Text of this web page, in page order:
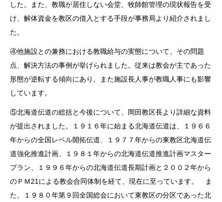
した。また、教職が居住しない会堂、牧師館管理の現状報告を受
け、解体資金を教区の借入とする手段が事務局より紹介されまし
た。
④他施設との兼務における教職給与の実態について、その問題
点、解決方法の事例が挙げられました。従来は教会が主であった
形態が逆転する傾向にあり、また施設長人事が教職人事にも影響
しています。
⑤北海道伝道の総括と今後について、岡田教区長より詳細な資料
が提出されました。１９１６年に始まる北海道伝道は、１９６６
年からの全国レベル開拓伝道、１９７７年からの東教区北海道伝
道強化推進計画、１９８１年からの北海道伝道推進計画マスター
プラン、１９９６年からの北海道伝道長期計画と２００２年から
のＰＭ21による教会合同体制を経て、現在に至っています。 ま
た、１９８０年第９回全国総会において東教区の分区であった北